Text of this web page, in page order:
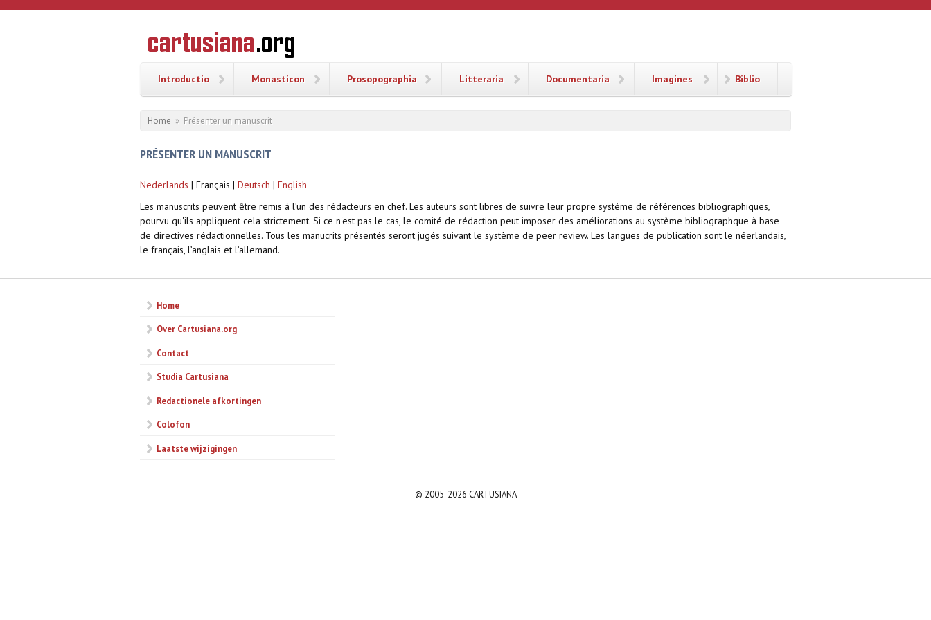
Overslaan en naar de inhoud gaan
CARTUSIANA
Geschiedenis
van de
Introductio Monasticon Prosopographia Litteraria Documentaria Imagines Biblio
U bent hier
Home » Présenter un manuscrit
PRÉSENTER UN MANUSCRIT
Nederlands | Français | Deutsch | English
Les manuscrits peuvent être remis à l’un des rédacteurs en chef. Les auteurs sont libres de suivre leur propre système de références bibliographiques,
pourvu qu'ils appliquent cela strictement. Si ce n'est pas le cas, le comité de rédaction peut imposer des améliorations au système bibliographque à base
de directives rédactionnelles. Tous les manucrits présentés seront jugés suivant le système de peer review. Les langues de publication sont le néerlandais,
le français, l’anglais et l’allemand.
Home
Over Cartusiana.org
Contact
Studia Cartusiana
Redactionele afkortingen
Colofon
Laatste wijzigingen
© 2005-2026 CARTUSIANA